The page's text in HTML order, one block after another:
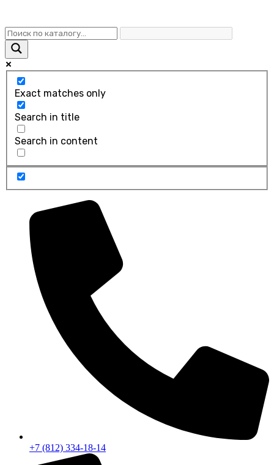
Exact matches only
Search in title
Search in content
+7 (812) 334-18-14